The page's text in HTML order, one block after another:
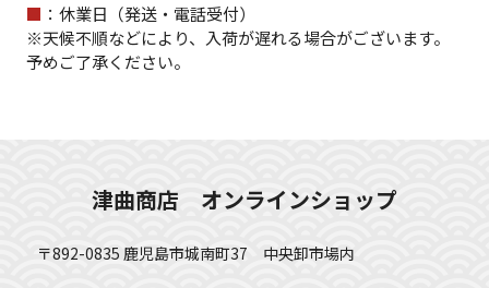
■ ：休業日（発送・電話受付）
※天候不順などにより、入荷が遅れる場合がございます。
予めご了承ください。
津曲商店 オンラインショップ
〒892-0835 鹿児島市城南町37 中央卸市場内